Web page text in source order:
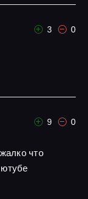
3 0
9 0
что
ютубе